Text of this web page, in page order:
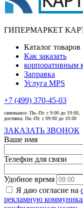
ГИПЕРМАРКЕТ
Каталог товаров
Как заказать
корпоративным
Заправка
Услуга MPS
+7 (499) 370-45-03
самовывоз: Пн.-Пт. с 9:00 до 19:00,
доставка: Пн.-Пт. с 09:00 до 19.00
ЗАКАЗАТЬ ЗВОНОК
Ваше имя
Телефон для связи
Удобное время
Я даю согласие на
рекламную